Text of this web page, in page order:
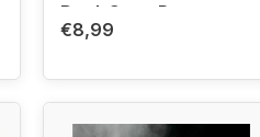
Dual-Core-Prozessor
€8,99